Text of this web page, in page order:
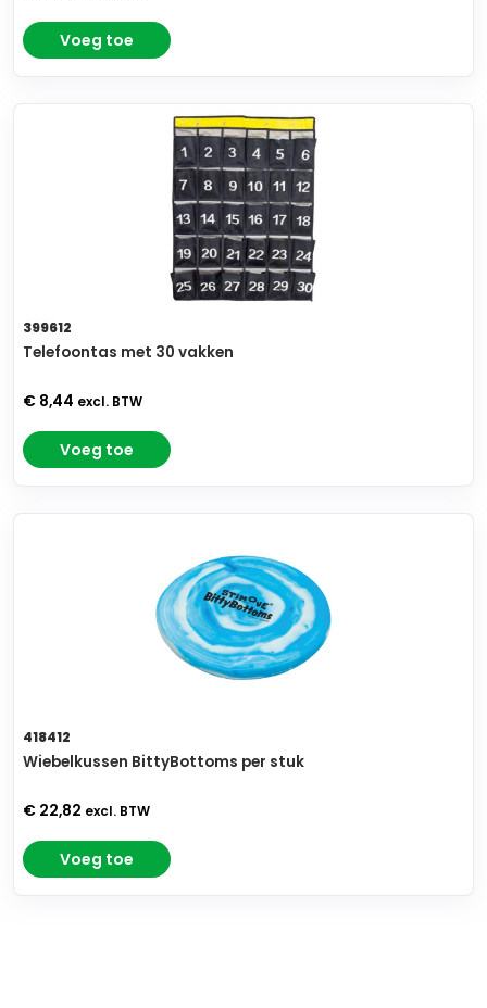
Voeg toe
399612
Telefoontas met 30 vakken
€ 8,44 excl. BTW
Voeg toe
418412
Wiebelkussen BittyBottoms per stuk
€ 22,82 excl. BTW
Voeg toe